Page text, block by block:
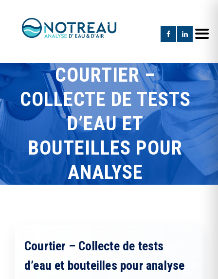
COURTIER –
COLLECTE DE TESTS
D’EAU ET
BOUTEILLES POUR
ANALYSE
Courtier – Collecte de tests
d’eau et bouteilles pour analyse